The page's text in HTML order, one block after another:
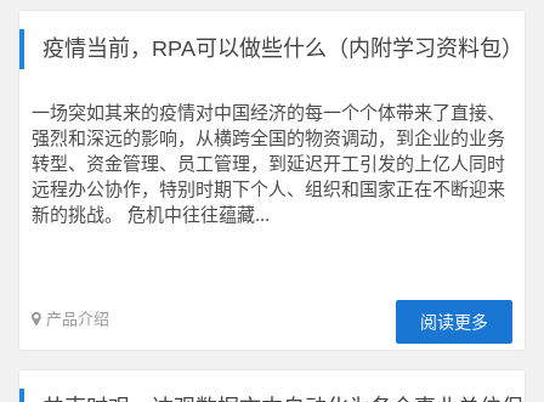
疫情当前，RPA可以做些什么（内附学习资料包）
一场突如其来的疫情对中国经济的每一个个体带来了直接、
强烈和深远的影响，从横跨全国的物资调动，到企业的业务
转型、资金管理、员工管理，到延迟开工引发的上亿人同时
远程办公协作，特别时期下个人、组织和国家正在不断迎来
新的挑战。 危机中往往蕴藏...
产品介绍 阅读更多